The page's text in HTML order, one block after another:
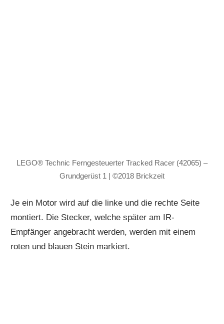
LEGO® Technic Ferngesteuerter Tracked Racer (42065) –
Grundgerüst 1 | ©2018 Brickzeit
Je ein Motor wird auf die linke und die rechte Seite
montiert. Die Stecker, welche später am IR-
Empfänger angebracht werden, werden mit einem
roten und blauen Stein markiert.